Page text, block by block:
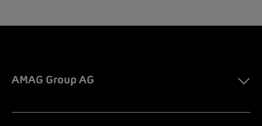
AMAG Group AG